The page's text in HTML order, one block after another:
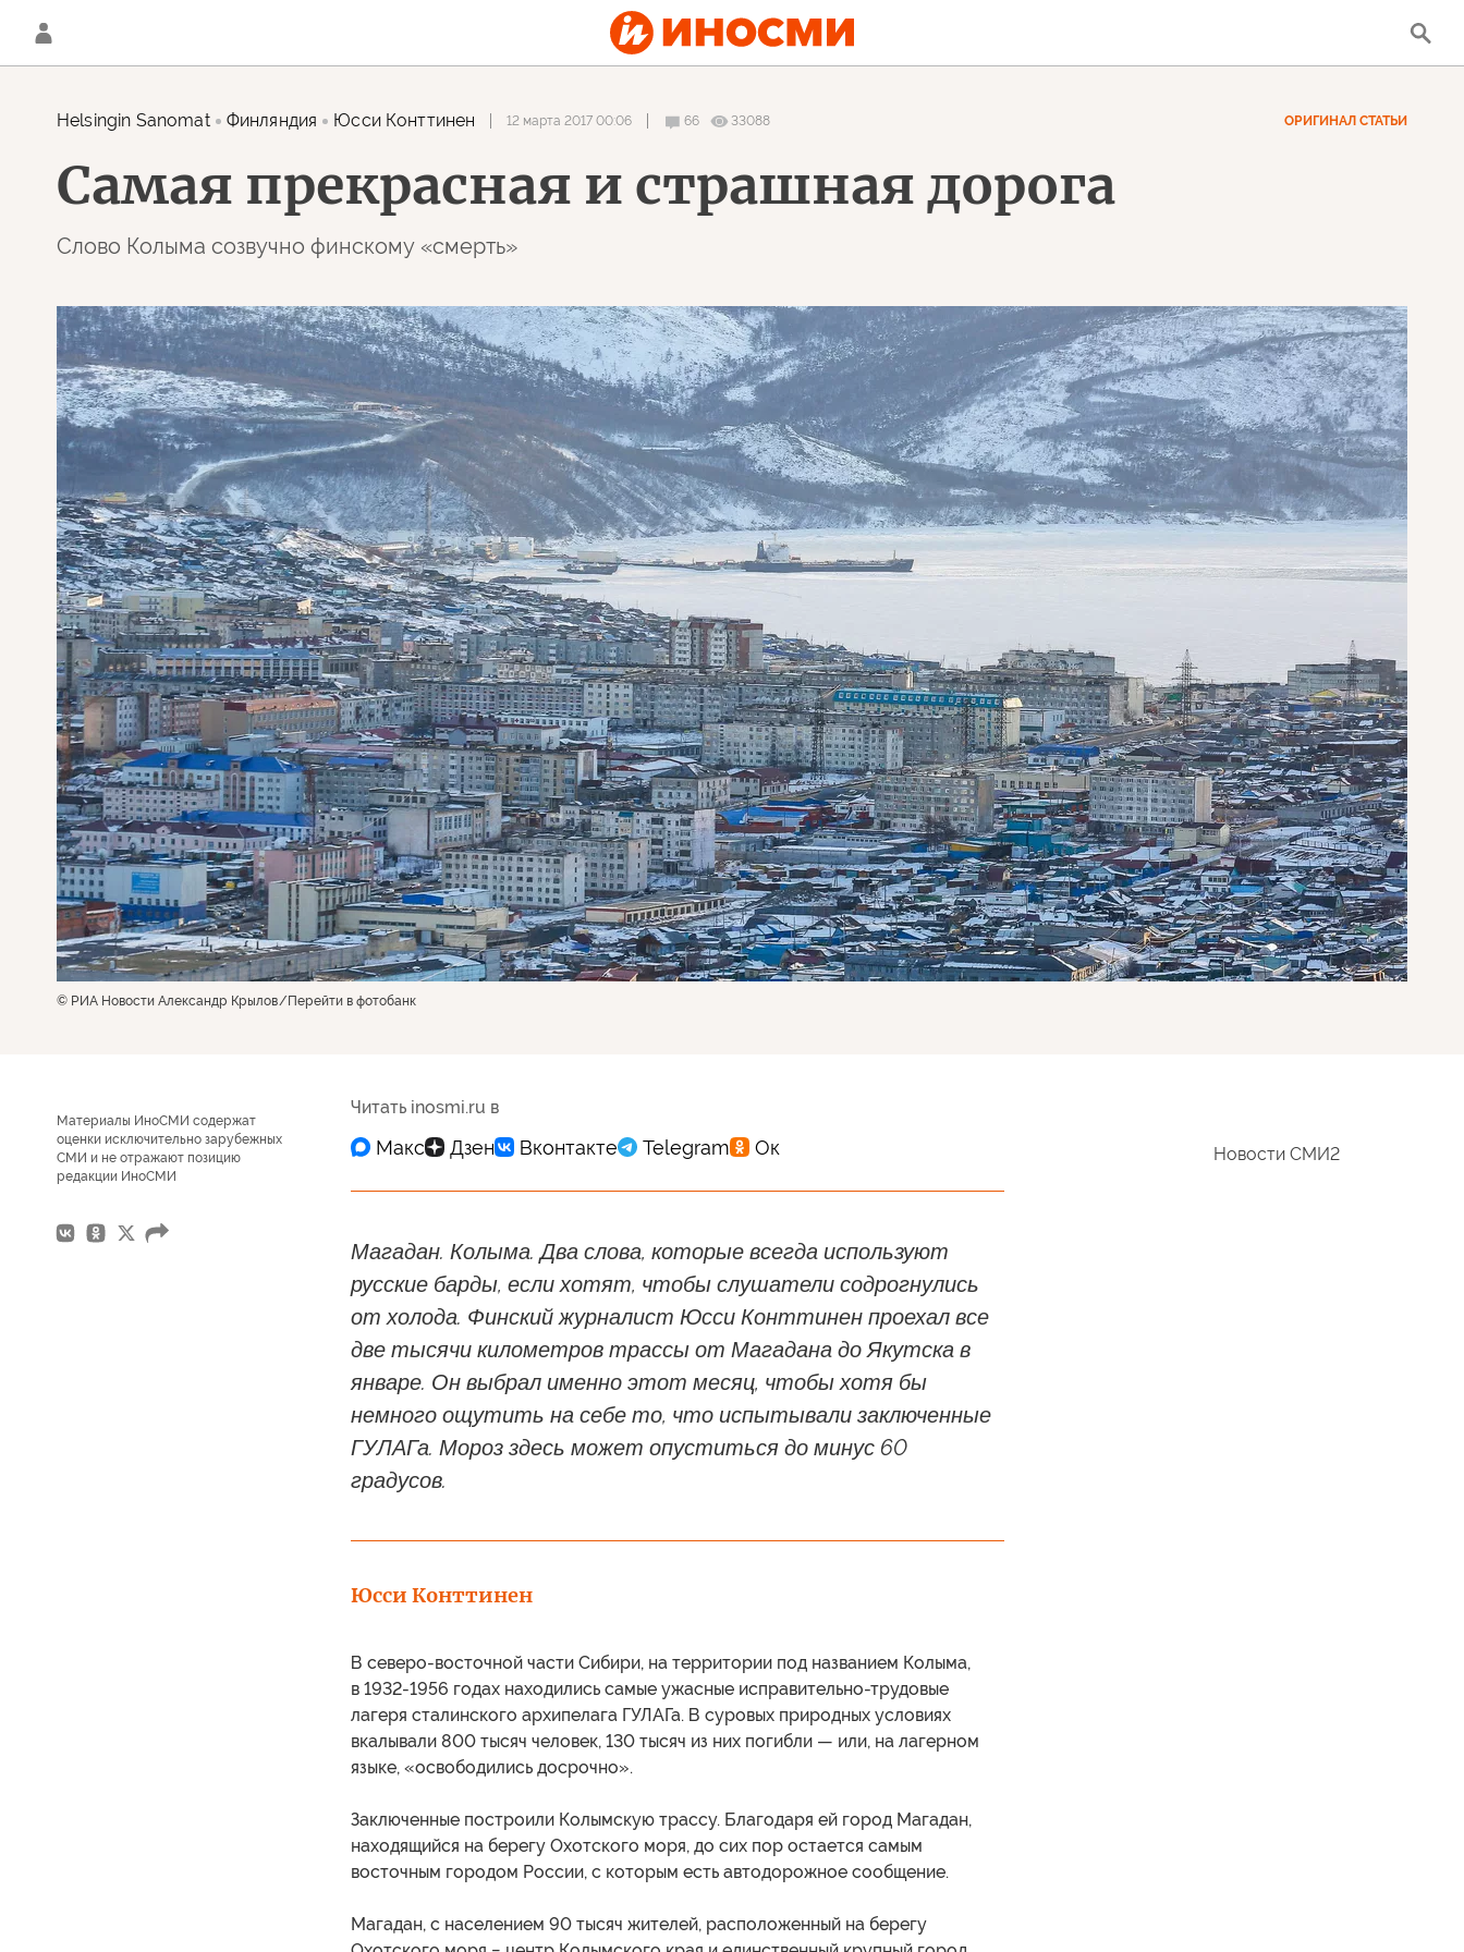
Helsingin Sanomat Финляндия Юсси Конттинен 12 марта 2017 00:06 66 33088 ОРИГИНАЛ СТАТЬИ
Самая прекрасная и страшная дорога
Слово Колыма созвучно финскому «смерть»
© РИА Новости Александр Крылов Перейти в фотобанк
Материалы ИноСМИ содержат
оценки исключительно зарубежных
СМИ и не отражают позицию
редакции ИноСМИ
Читать inosmi.ru в
Магадан. Колыма. Два слова, которые всегда используют
русские барды, если хотят, чтобы слушатели содрогнулись
от холода. Финский журналист Юсси Конттинен проехал все
две тысячи километров трассы от Магадана до Якутска в
январе. Он выбрал именно этот месяц, чтобы хотя бы
немного ощутить на себе то, что испытывали заключенные
ГУЛАГа. Мороз здесь может опуститься до минус 60
градусов.
Юсси Конттинен
В северо-восточной части Сибири, на территории под названием Колыма,
в 1932-1956 годах находились самые ужасные исправительно-трудовые
лагеря сталинского архипелага ГУЛАГа. В суровых природных условиях
вкалывали 800 тысяч человек, 130 тысяч из них погибли — или, на лагерном
языке, «освободились досрочно».
Заключенные построили Колымскую трассу. Благодаря ей город Магадан,
находящийся на берегу Охотского моря, до сих пор остается самым
восточным городом России, с которым есть автодорожное сообщение.
Магадан, с населением 90 тысяч жителей, расположенный на берегу
Новости СМИ2